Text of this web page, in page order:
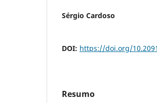
Sérgio Cardoso
DOI: https://doi.org/
Resumo